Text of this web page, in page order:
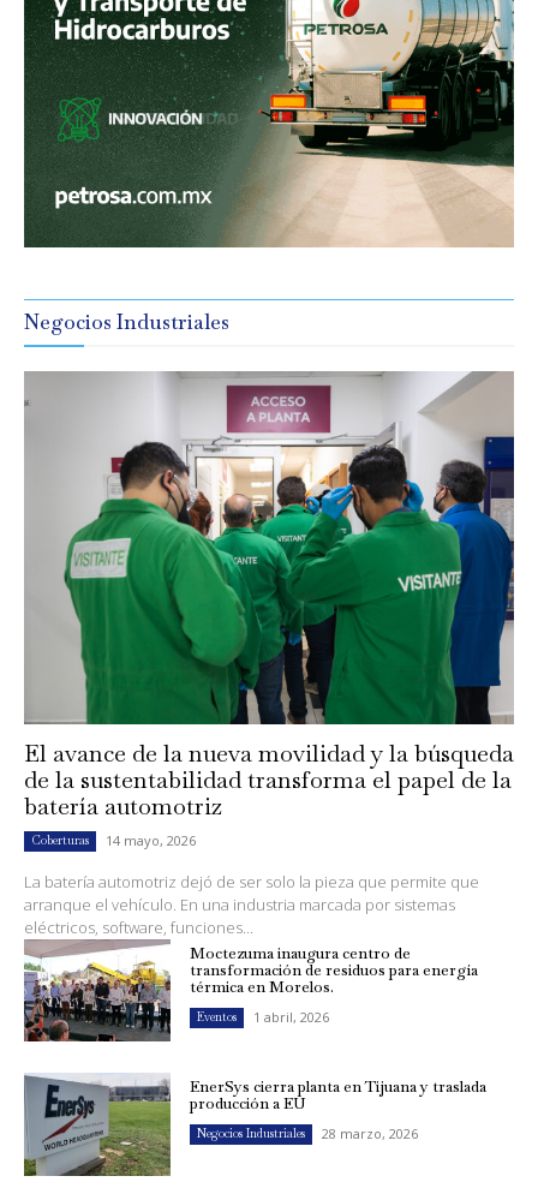
Negocios Industriales
El avance de la nueva movilidad y la búsqueda
de la sustentabilidad transforma el papel de la
batería automotriz
Coberturas 14 mayo, 2026
La batería automotriz dejó de ser solo la pieza que permite que
arranque el vehículo. En una industria marcada por sistemas
eléctricos, software, funciones...
Moctezuma inaugura centro de
transformación de residuos para energía
térmica en Morelos.
Eventos 1 abril, 2026
EnerSys cierra planta en Tijuana y traslada
producción a EU
Negocios Industriales 28 marzo, 2026